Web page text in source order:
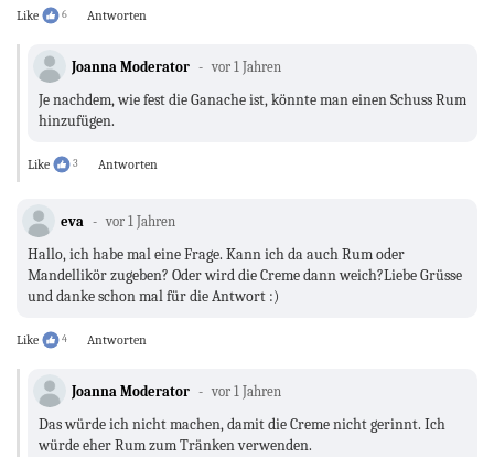
Like 6 Antworten
Joanna Moderator vor 1 Jahren
Je nachdem, wie fest die Ganache ist, könnte man einen Schuss Rum
hinzufügen.
Like 3 Antworten
eva vor 1 Jahren
Hallo, ich habe mal eine Frage. Kann ich da auch Rum oder
Mandellikör zugeben? Oder wird die Creme dann weich?Liebe Grüsse
und danke schon mal für die Antwort :)
Like 4 Antworten
Joanna Moderator vor 1 Jahren
Das würde ich nicht machen, damit die Creme nicht gerinnt. Ich
würde eher Rum zum Tränken verwenden.